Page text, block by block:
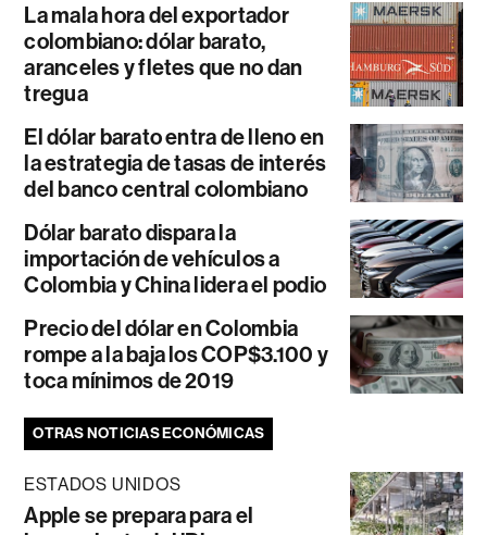
La mala hora del exportador
colombiano: dólar barato,
aranceles y fletes que no dan
tregua
El dólar barato entra de lleno en
la estrategia de tasas de interés
del banco central colombiano
Dólar barato dispara la
importación de vehículos a
Colombia y China lidera el podio
Precio del dólar en Colombia
rompe a la baja los COP$3.100 y
toca mínimos de 2019
OTRAS NOTICIAS ECONÓMICAS
ESTADOS UNIDOS
Apple se prepara para el